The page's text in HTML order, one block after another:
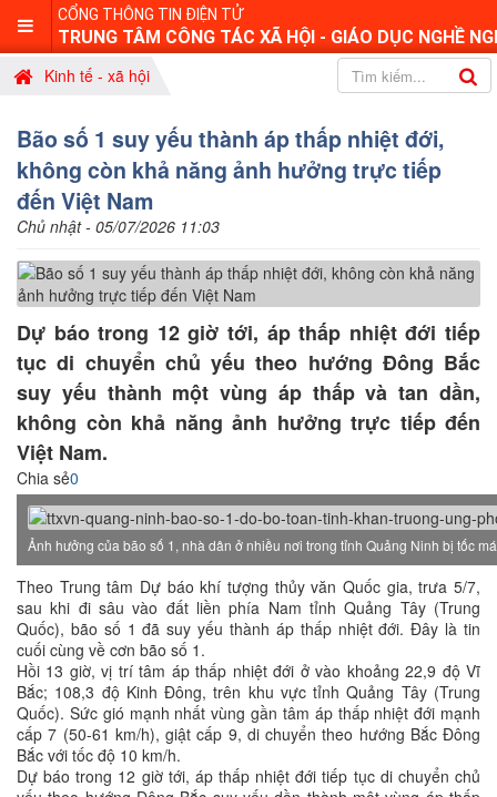
CỔNG THÔNG TIN ĐIỆN TỬ
TRUNG TÂM CÔNG TÁC XÃ HỘI - GIÁO DỤC NGHỀ
Kinh tế - xã hội
Bão số 1 suy yếu thành áp thấp nhiệt đới,
không còn khả năng ảnh hưởng trực tiếp
đến Việt Nam
Chủ nhật - 05/07/2026 11:03
Dự báo trong 12 giờ tới, áp thấp nhiệt đới tiếp
tục di chuyển chủ yếu theo hướng Đông Bắc
suy yếu thành một vùng áp thấp và tan dần,
không còn khả năng ảnh hưởng trực tiếp đến
Việt Nam.
Chia sẻ0
Ảnh hưởng của bão số 1, nhà dân ở nhiều nơi trong tỉnh Quảng Ninh bị tốc
Theo Trung tâm Dự báo khí tượng thủy văn Quốc gia, trưa 5/7,
sau khi đi sâu vào đất liền phía Nam tỉnh Quảng Tây (Trung
Quốc), bão số 1 đã suy yếu thành áp thấp nhiệt đới. Đây là tin
cuối cùng về cơn bão số 1.
Hồi 13 giờ, vị trí tâm áp thấp nhiệt đới ở vào khoảng 22,9 độ Vĩ
Bắc; 108,3 độ Kinh Đông, trên khu vực tỉnh Quảng Tây (Trung
Quốc). Sức gió mạnh nhất vùng gần tâm áp thấp nhiệt đới mạnh
cấp 7 (50-61 km/h), giật cấp 9, di chuyển theo hướng Bắc Đông
Bắc với tốc độ 10 km/h.
Dự báo trong 12 giờ tới, áp thấp nhiệt đới tiếp tục di chuyển chủ